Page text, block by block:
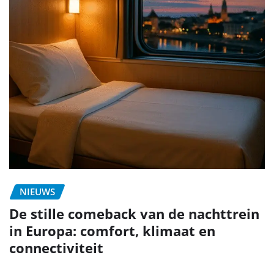
NIEUWS
De stille comeback van de nachttrein
in Europa: comfort, klimaat en
connectiviteit